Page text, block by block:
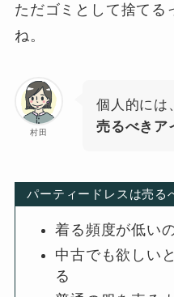
ただゴミとして捨てる
ね。
村田
個人的には
売るべきア
パーティードレスは売る
着る頻度が低い
中古でも欲しい
る